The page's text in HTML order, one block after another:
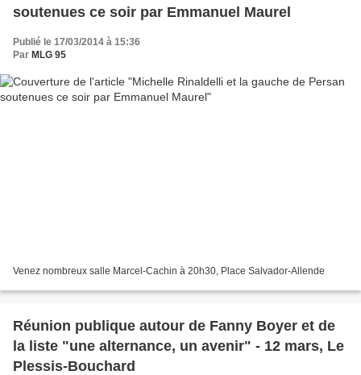
soutenues ce soir par Emmanuel Maurel
Publié le 17/03/2014 à 15:36
Par MLG 95
Venez nombreux salle Marcel-Cachin à 20h30, Place Salvador-Allende
Réunion publique autour de Fanny Boyer et de
la liste "une alternance, un avenir" - 12 mars, Le
Plessis-Bouchard